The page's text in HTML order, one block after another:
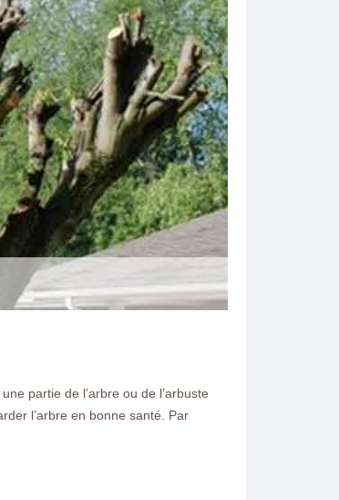
partie de l’arbre ou de l’arbuste
l’arbre en bonne santé. Par